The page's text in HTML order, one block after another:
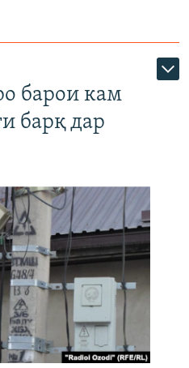
барои кам
барқ дар